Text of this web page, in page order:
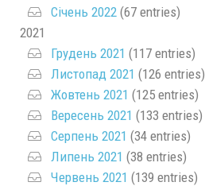
Січень 2022 (67 entries)
2021
Грудень 2021 (117 entries)
Листопад 2021 (126 entries)
Жовтень 2021 (125 entries)
Вересень 2021 (133 entries)
Серпень 2021 (34 entries)
Липень 2021 (38 entries)
Червень 2021 (139 entries)